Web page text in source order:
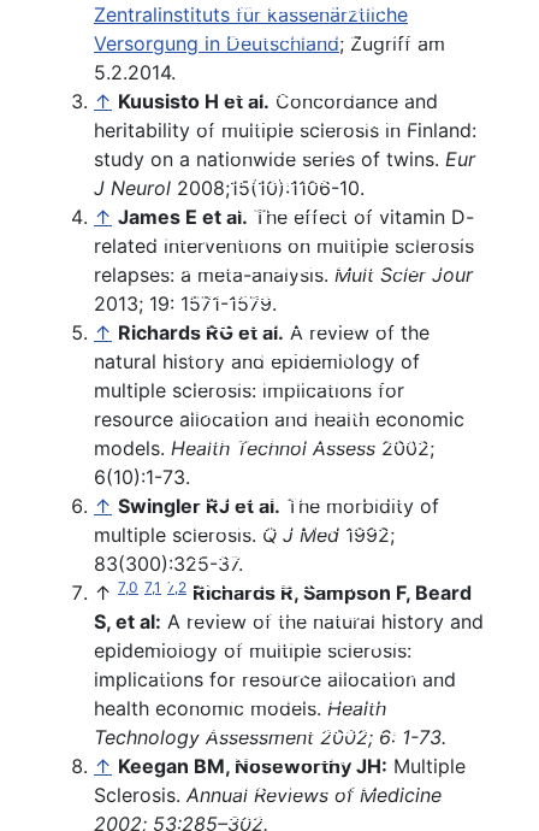
Einnahme und Therapiekontrolle
Häufig gestellte Fragen
Alles auf einen Blick
Teriflunomid (Aubagio®)
Beschreibung
Wirksamkeit
Nebenwirkungen
Einnahme und Therapiekontrolle
Häufig gestellte Fragen
Alles auf einen Blick
Fingolimod (Gilenya®)
Beschreibung
Wirksamkeit
Nebenwirkungen
Einnahme und Therapiekontrolle
Häufig gestellte Fragen
Alles auf einen Blick
Natalizumab (Tysabri®)
Beschreibung
Wirksamkeit
Nebenwirkungen
Einnahme und Therapiekontrolle
Häufig gestellte Fragen
Alles auf einen Blick
Cladribin (Mavenclad®)
Beschreibung
Wirksamkeit
Nebenwirkungen
Therapie der sekundär
progredienten MS
Interferone bei SPMS
Mitoxantron
Azathioprin
Kombinationstherapien
Cyclophosphamid
Methotrexat MTX
Immunglobuline
Cladibrin
Cyclosporin
Keine Immuntherapie
Einzelnachweise
Therapie der primär progredienten
MS
Ocrelizumab
Beschreibung
Wirksamkeit
Nebenwirkungen
Einnahme und
Zentralinstituts für kassenärztliche
Versorgung in Deutschland; Zugriff am
5.2.2014.
↑ Kuusisto H et al. Concordance and
heritability of multiple sclerosis in Finland:
study on a nationwide series of twins. Eur
J Neurol 2008;15(10):1106-10.
↑ James E et al. The effect of vitamin D-
related interventions on multiple sclerosis
relapses: a meta-analysis. Mult Scler Jour
2013; 19: 1571-1579.
↑ Richards RG et al. A review of the
natural history and epidemiology of
multiple sclerosis: implications for
resource allocation and health economic
models. Health Technol Assess 2002;
6(10):1-73.
↑ Swingler RJ et al. The morbidity of
multiple sclerosis. Q J Med 1992;
83(300):325-37.
↑ 7,0 7,1 7,2 Richards R, Sampson F, Beard
S, et al: A review of the natural history and
epidemiology of multiple sclerosis:
implications for resource allocation and
health economic models. Health
Technology Assessment 2002; 6: 1-73.
↑ Keegan BM, Noseworthy JH: Multiple
Sclerosis. Annual Reviews of Medicine
2002; 53:285–302.